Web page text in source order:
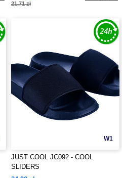
21,71 zł
W1
JUST COOL JC092 - COOL
SLIDERS